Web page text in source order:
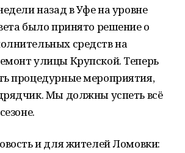
назад в Уфе на уровне
было принято решение о
средств на
улицы Крупской. Теперь
процедурные мероприятия,
Мы должны успеть всё
и для жителей Ломовки: